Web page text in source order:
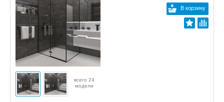
В корзину
всего 24
модели